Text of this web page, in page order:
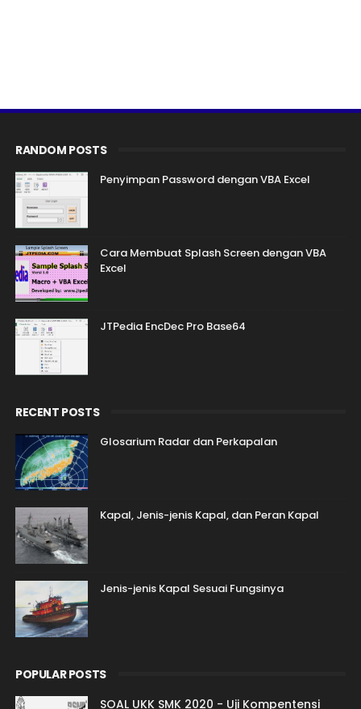
RANDOM POSTS
Penyimpan Password dengan VBA Excel
Cara Membuat Splash Screen dengan VBA
Excel
JTPedia EncDec Pro Base64
RECENT POSTS
Glosarium Radar dan Perkapalan
Kapal, Jenis-jenis Kapal, dan Peran Kapal
Jenis-jenis Kapal Sesuai Fungsinya
POPULAR POSTS
SOAL UKK SMK 2020 - Uji Kompentensi